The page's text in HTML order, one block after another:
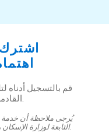
قم بالتسجيل أدناه
القادمة في قائمة الانتظار.
يُرجى ملاحظة أن خدمة
التابعة لوزارة الإسكان والمرافق والمجتمعات العمرانية فقط.